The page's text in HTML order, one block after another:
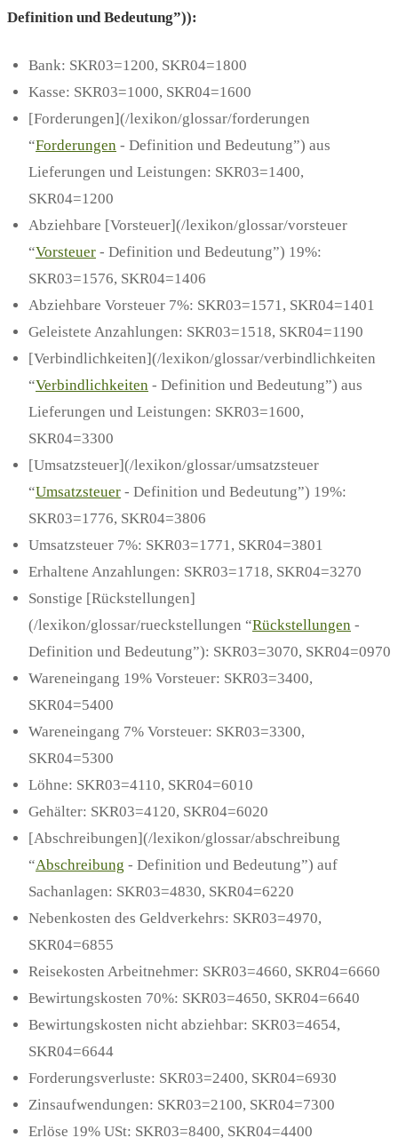
Definition und Bedeutung”)):
Bank: SKR03=1200, SKR04=1800
Kasse: SKR03=1000, SKR04=1600
[Forderungen](/lexikon/glossar/forderungen
“Forderungen - Definition und Bedeutung”) aus
Lieferungen und Leistungen: SKR03=1400,
SKR04=1200
Abziehbare [Vorsteuer](/lexikon/glossar/vorsteuer
“Vorsteuer - Definition und Bedeutung”) 19%:
SKR03=1576, SKR04=1406
Abziehbare Vorsteuer 7%: SKR03=1571, SKR04=1401
Geleistete Anzahlungen: SKR03=1518, SKR04=1190
[Verbindlichkeiten](/lexikon/glossar/verbindlichkeiten
“Verbindlichkeiten - Definition und Bedeutung”) aus
Lieferungen und Leistungen: SKR03=1600,
SKR04=3300
[Umsatzsteuer](/lexikon/glossar/umsatzsteuer
“Umsatzsteuer - Definition und Bedeutung”) 19%:
SKR03=1776, SKR04=3806
Umsatzsteuer 7%: SKR03=1771, SKR04=3801
Erhaltene Anzahlungen: SKR03=1718, SKR04=3270
Sonstige [Rückstellungen]
(/lexikon/glossar/rueckstellungen “Rückstellungen -
Definition und Bedeutung”): SKR03=3070, SKR04=0970
Wareneingang 19% Vorsteuer: SKR03=3400,
SKR04=5400
Wareneingang 7% Vorsteuer: SKR03=3300,
SKR04=5300
Löhne: SKR03=4110, SKR04=6010
Gehälter: SKR03=4120, SKR04=6020
[Abschreibungen](/lexikon/glossar/abschreibung
“Abschreibung - Definition und Bedeutung”) auf
Sachanlagen: SKR03=4830, SKR04=6220
Nebenkosten des Geldverkehrs: SKR03=4970,
SKR04=6855
Reisekosten Arbeitnehmer: SKR03=4660, SKR04=6660
Bewirtungskosten 70%: SKR03=4650, SKR04=6640
Bewirtungskosten nicht abziehbar: SKR03=4654,
SKR04=6644
Forderungsverluste: SKR03=2400, SKR04=6930
Zinsaufwendungen: SKR03=2100, SKR04=7300
Erlöse 19% USt: SKR03=8400, SKR04=4400